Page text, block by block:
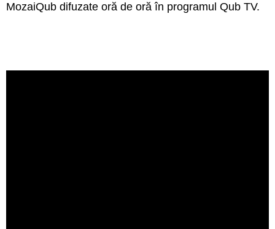
MozaiQub difuzate oră de oră în programul Qub TV.